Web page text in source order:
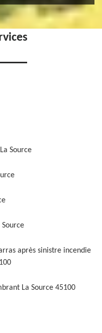
Source
Source
après sinistre incendie
La Source 45100